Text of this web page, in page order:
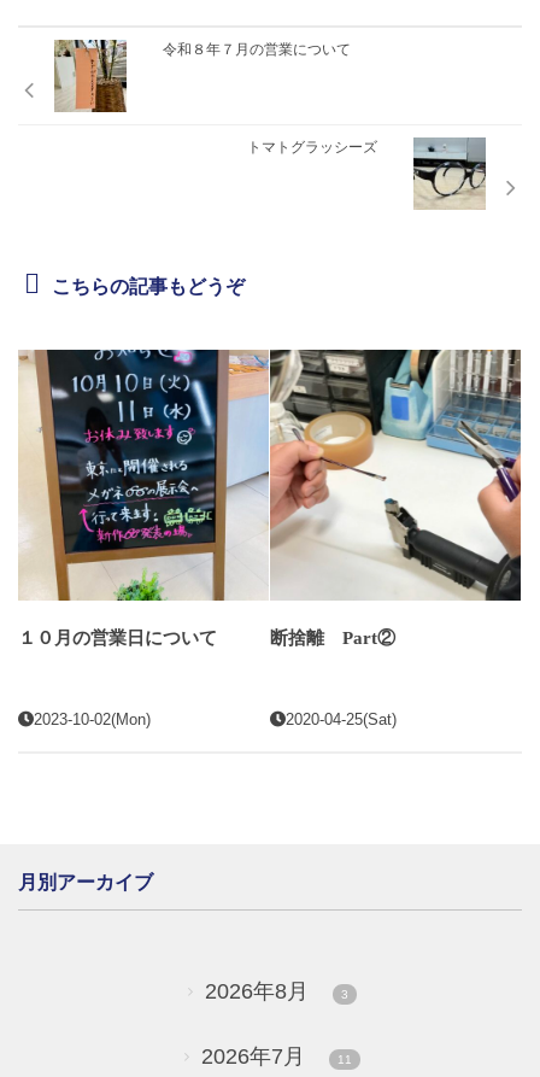
令和８年７月の営業について
トマトグラッシーズ
こちらの記事もどうぞ
１０月の営業日について
2023-10-02(Mon)
断捨離 Part②
2020-04-25(Sat)
月別アーカイブ
2026年8月 3
2026年7月 11